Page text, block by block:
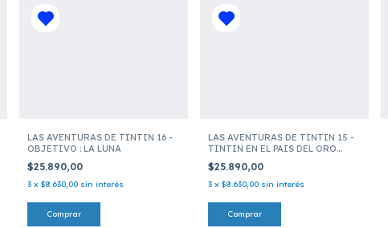
LAS AVENTURAS DE TINTIN 16 -
OBJETIVO : LA LUNA
$25.890,00
3 x $8.630,00 sin interés
LAS AVENTURAS DE TINTIN 15 -
TINTIN EN EL PAIS DEL ORO
$25.890,00
3 x $8.630,00 sin interés